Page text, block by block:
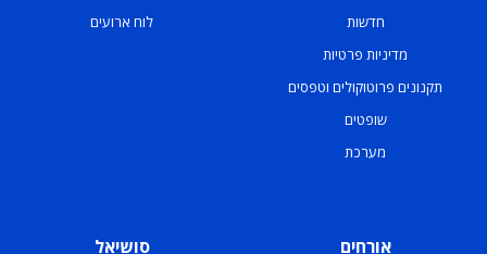
חדשות
מדיניות פרטיות
תקנונים פרוטוקולים וטפסים
שופטים
מערכת
לוח ארועים
אורחים סושיאל